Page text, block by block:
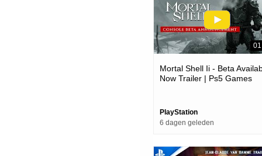
Mortal Shell Ii - Beta
Now Trailer | Ps5 Games
PlayStation
6 dagen geleden